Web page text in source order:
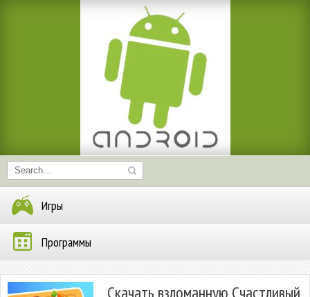
Игры
Программы
Скачать взломанную Счастливый